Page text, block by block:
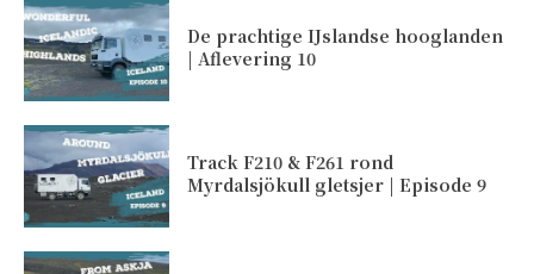
De prachtige IJslandse hooglanden
| Aflevering 10
Track F210 & F261 rond
Myrdalsjökull gletsjer | Episode 9